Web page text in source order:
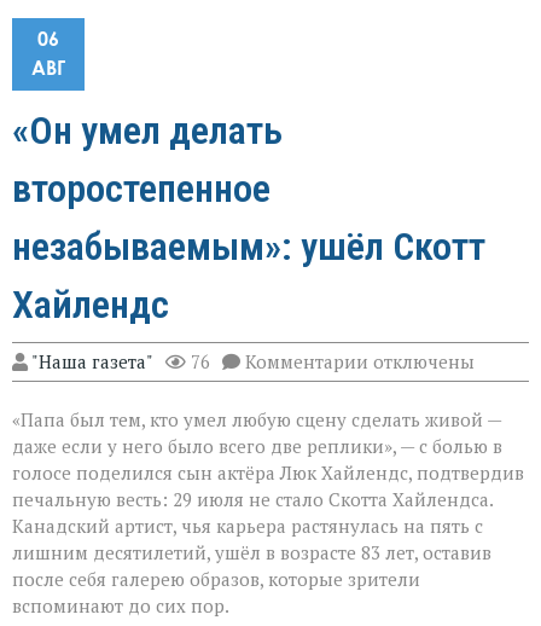
06
АВГ
«Он умел делать
второстепенное
незабываемым»: ушёл Скотт
Хайлендс
"Наша газета" 76 Комментарии к
записи
умел
делать
второстепенное
незабываемым»:
ушёл
Скотт
Хайлендс
отключены
«Папа был тем, кто умел любую сцену сделать живой —
даже если у него было всего две реплики», — с болью в
голосе поделился сын актёра Люк Хайлендс, подтвердив
печальную весть: 29 июля не стало Скотта Хайлендса.
Канадский артист, чья карьера растянулась на пять с
лишним десятилетий, ушёл в возрасте 83 лет, оставив
после себя галерею образов, которые зрители
вспоминают до сих пор.